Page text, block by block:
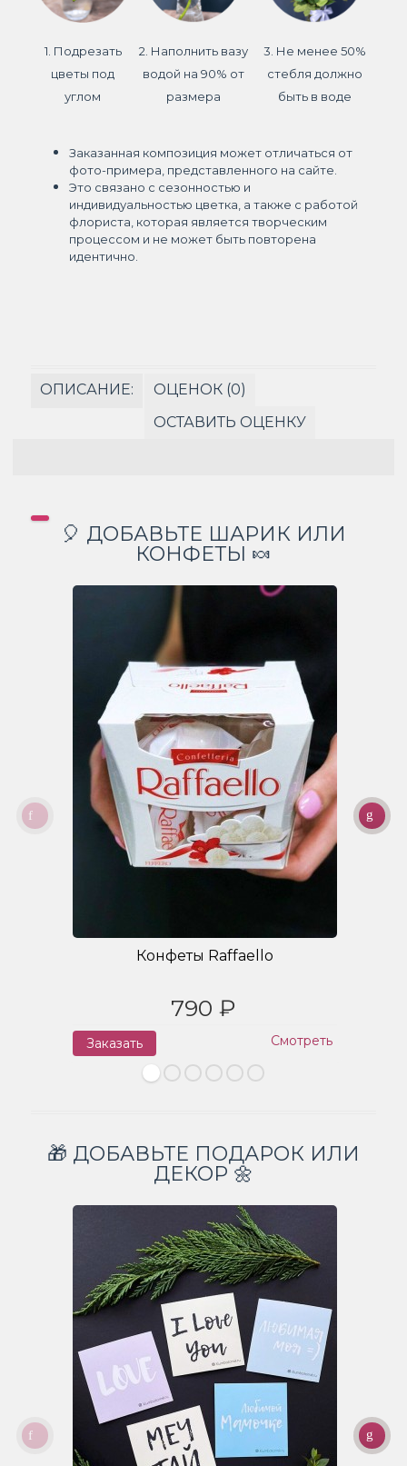
1. Подрезать
цветы под
углом
2. Наполнить вазу
водой на 90% от
размера
3. Не менее 50%
стебля должно
быть в воде
Заказанная композиция может отличаться от
фото-примера, представленного на сайте.
Это связано с сезонностью и
индивидуальностью цветка, а также с работой
флориста, которая является творческим
процессом и не может быть повторена
идентично.
ОПИСАНИЕ:
ОЦЕНОК (0)
ОСТАВИТЬ ОЦЕНКУ
🎈 ДОБАВЬТЕ ШАРИК ИЛИ
КОНФЕТЫ 🍬
Конфеты Raffaello
790 ₽
Заказать Смотреть
🎁 ДОБАВЬТЕ ПОДАРОК ИЛИ
ДЕКОР 🌼